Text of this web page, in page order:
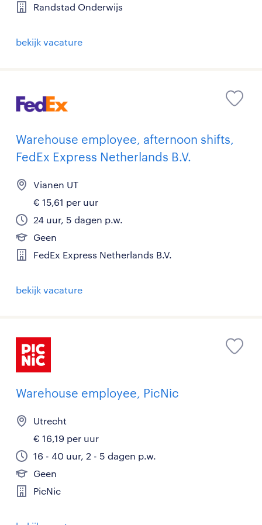
Randstad Onderwijs
bekijk vacature
Warehouse employee, afternoon shifts,
FedEx Express Netherlands B.V.
Vianen UT
€ 15,61 per uur
24 uur, 5 dagen p.w.
Geen
FedEx Express Netherlands B.V.
bekijk vacature
Warehouse employee, PicNic
Utrecht
€ 16,19 per uur
16 - 40 uur, 2 - 5 dagen p.w.
Geen
PicNic